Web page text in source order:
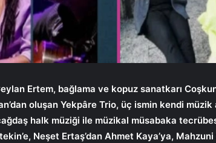
Ertem, bağlama ve kopuz sanatkarı
oluşan Yekpâre Trio, üç ismin kendi müzik
halk müziği ile müzikal müsabaka
Neşet Ertaş’dan Ahmet Kaya’ya,